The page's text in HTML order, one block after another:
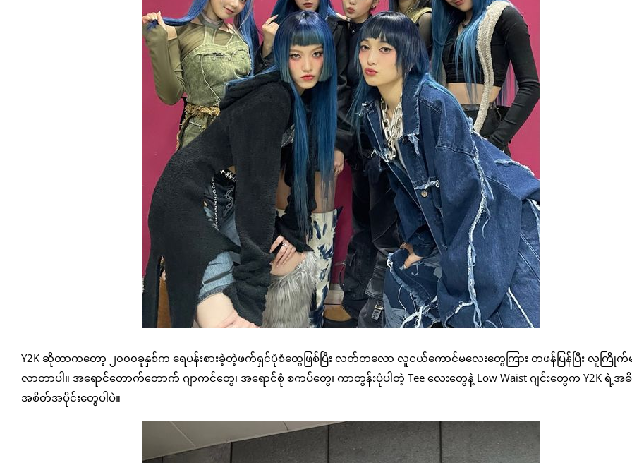
Y2K ဆိုတာကတော့ ၂၀၀၀ခုနှစ်က ရေပန်းစားခဲ့တဲ့ဖက်ရှင်ပုံစံတွေဖြစ်ပြီး လတ်တလော လူငယ်ကောင်မလေးတွေကြား တဖန်ပြန်ပြီး လူကြိုက်မ
လာတာပါ။ အရောင်တောက်တောက် ဂျာကင်တွေ၊ အရောင်စုံ စကပ်တွေ၊ ကာတွန်းပုံပါတဲ့ Tee လေးတွေနဲ့ Low Waist ဂျင်းတွေက Y2K ရဲ့အ
အစိတ်အပိုင်းတွေပါပဲ။